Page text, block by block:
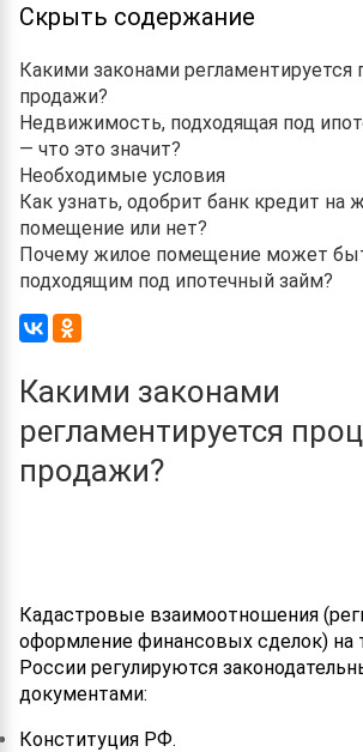
Скрыть содержание
Какими законами регламентируется
продажи?
Недвижимость, подходящая под
— что это значит?
Необходимые условия
Как узнать, одобрит банк кредит на
помещение или нет?
Почему жилое помещение может
подходящим под ипотечный займ?
Какими законами
регламентируется
продажи?
Кадастровые взаимоотношения
оформление финансовых сделок) на
России регулируются
документами:
Конституция РФ.